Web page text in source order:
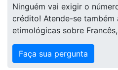
Ninguém vai exigir o
crédito! Atende-se também
etimológicas sobre
Faça sua pergunta